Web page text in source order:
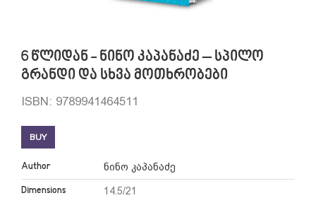
6 წლიდან - ნინო კაპანაძე – სპილო
გრანდი და სხვა მოთხრობები
ISBN: 9789941464511
BUY
Author ნინო კაპანაძე
Dimensions 14.5/21